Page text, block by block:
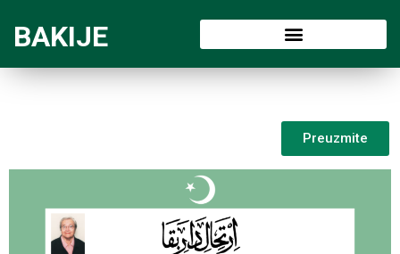
BAKIJE
Preuzmite